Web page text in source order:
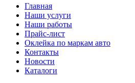
Главная
Наши услуги
Наши работы
Прайс-лист
Оклейка по маркам авто
Контакты
Новости
Каталоги